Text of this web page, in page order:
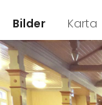
Bilder Karta